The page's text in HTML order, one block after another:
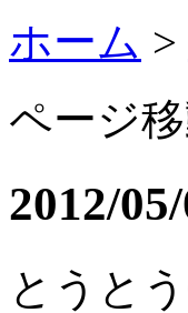
ホーム >
ページ
2012/
とうと